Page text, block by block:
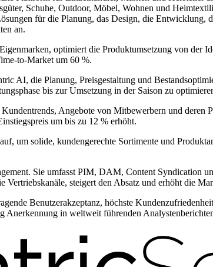
Schuhe, Outdoor, Möbel, Wohnen und
für die Planung, das Design, die
an.
optimiert die Produktumsetzung von der
to-Market um 60 %.
AI, die Planung, Preisgestaltung und
bis zur Umsetzung in der Saison zu
Angebote von Mitbewerbern und deren
um bis zu 12 % erhöht.
um solide, kundengerechte Sortimente und
Sie umfasst PIM, DAM, Content Syndication
steigert den Absatz und erhöht die
Benutzerakzeptanz, höchste
Anerkennung in weltweit führenden